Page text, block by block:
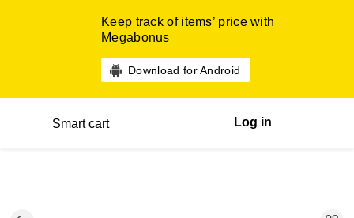
Keep track of items’ price with
Megabonus
Download for Android
Smart cart Log in